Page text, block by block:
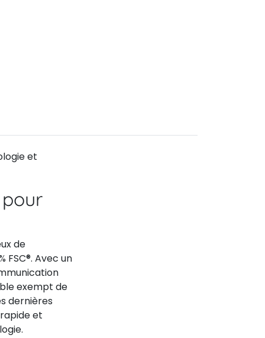
et
de
FSC®. Avec un
exempt de
dernières
et